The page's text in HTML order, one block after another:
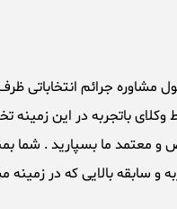
باتجربه در این زمینه
و معتمد ما بسپارید . شما
و سابقه بالایی که در زمینه